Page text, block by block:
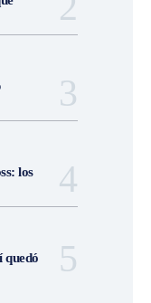
los
quedó